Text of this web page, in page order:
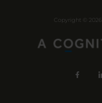
Copyright © 2026